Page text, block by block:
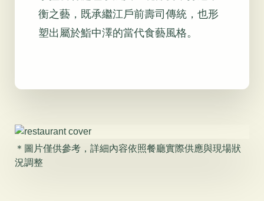
衡之藝，既承繼江戶前壽司傳統，也形
塑出屬於鮨中澤的當代食藝風格。
＊圖片僅供參考，詳細內容依照餐廳實際供應與現場狀
況調整